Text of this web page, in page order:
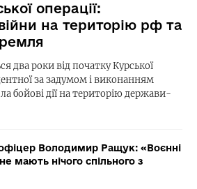
операції:
на територію рф та
два роки від початку Курської
за задумом і виконанням
бойові дії на територію держави-
Володимир Ращук: «Воєнні
мають нічого спільного з